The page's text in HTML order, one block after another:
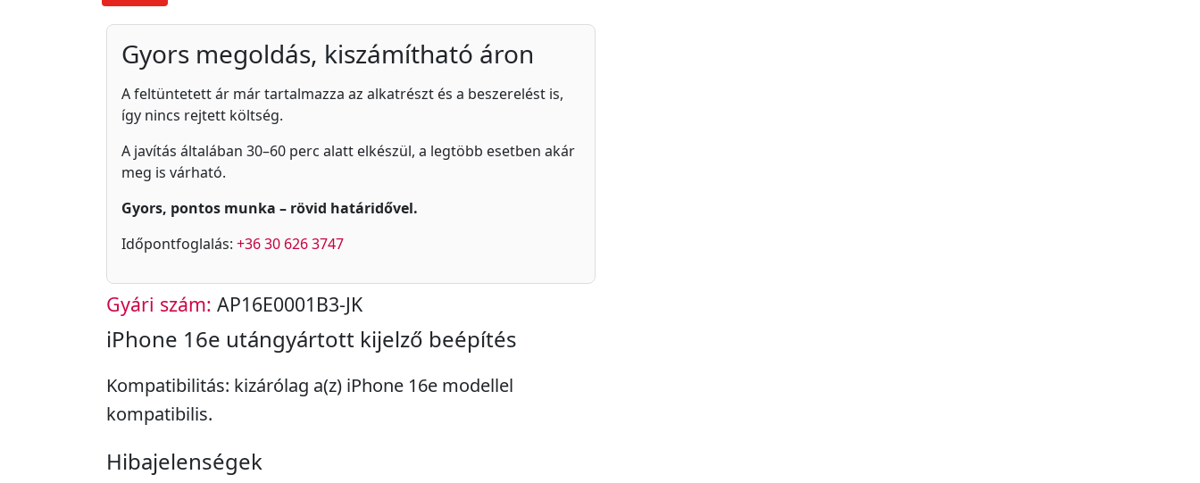
Gyors megoldás, kiszámítható áron
A feltüntetett ár már tartalmazza az alkatrészt és a beszerelést is,
így nincs rejtett költség.
A javítás általában 30–60 perc alatt elkészül, a legtöbb esetben akár
meg is várható.
Gyors, pontos munka – rövid határidővel.
Időpontfoglalás: +36 30 626 3747
Gyári szám: AP16E0001B3-JK
iPhone 16e utángyártott kijelző beépítés
Kompatibilitás: kizárólag a(z) iPhone 16e modellel
kompatibilis.
Hibajelenségek